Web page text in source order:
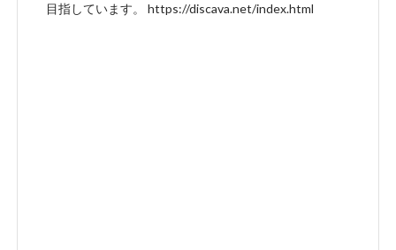
目指しています。 https://discava.net/index.html